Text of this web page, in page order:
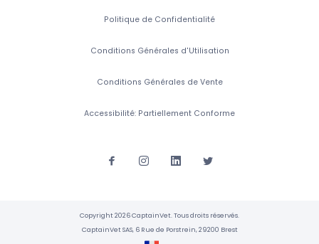
Politique de Confidentialité
Conditions Générales d'Utilisation
Conditions Générales de Vente
Accessibilité: Partiellement Conforme
Copyright 2026 CaptainVet. Tous droits réservés.
CaptainVet SAS, 6 Rue de Porstrein, 29200 Brest